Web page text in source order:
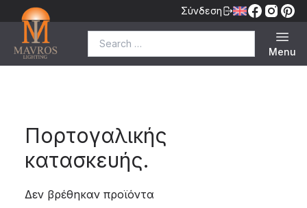
Σύνδεση
Menu
Πορτογαλικής
κατασκευής.
Δεν βρέθηκαν προϊόντα